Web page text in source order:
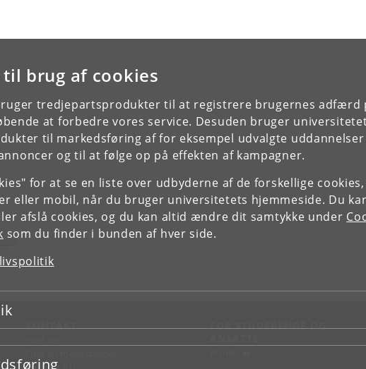
brug af cookies
tredjepartsprodukter til at registrere brugernes adfærd
at forbedre vores service. Desuden bruger
til markedsføring af for eksempel udvalgte
og til at følge op på effekten af kampagner.
for at se en liste over udbyderne af de forskellige
eller mobil, når du bruger universitetets hjemmeside. Du
afslå cookies, og du kan altid ændre dit samtykke under
som du finder i bunden af hver side.
afslå
afslå
KONTAKT
FOR STUDERENDE OG